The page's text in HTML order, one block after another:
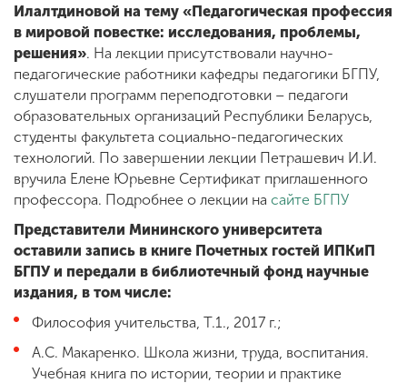
Илалтдиновой на тему «Педагогическая профессия
в мировой повестке: исследования, проблемы,
решения». На лекции присутствовали научно-
педагогические работники кафедры педагогики БГПУ,
слушатели программ переподготовки – педагоги
образовательных организаций Республики Беларусь,
студенты факультета социально-педагогических
технологий. По завершении лекции Петрашевич И.И.
вручила Елене Юрьевне Сертификат приглашенного
профессора. Подробнее о лекции на сайте БГПУ
Представители Мининского университета
оставили запись в книге Почетных гостей ИПКиП
БГПУ и передали в библиотечный фонд научные
издания, в том числе:
Философия учительства, Т.1., 2017 г.;
А.С. Макаренко. Школа жизни, труда, воспитания.
Учебная книга по истории, теории и практике